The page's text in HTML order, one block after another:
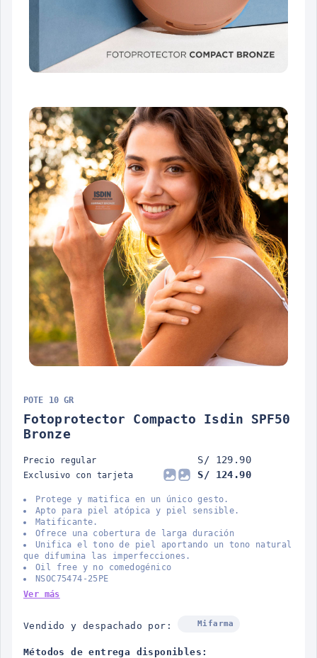
POTE 10 GR
Fotoprotector Compacto Isdin SPF50
Bronze
Precio regular S/ 129.90
Exclusivo con tarjeta S/ 124.90
Protege y matifica en un único gesto.
Apto para piel atópica y piel sensible.
Matificante.
Ofrece una cobertura de larga duración
Unifica el tono de piel aportando un tono natural
que difumina las imperfecciones.
Oil free y no comedogénico
NSOC75474-25PE
Ver más
Vendido y despachado por: Mifarma
Métodos de entrega disponibles: